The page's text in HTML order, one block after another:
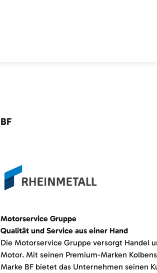
BF
Motorservice Gruppe
Qualität und Service aus einer Hand
Die Motorservice Gruppe versorgt Handel
Motor. Mit seinen Premium-Marken
Marke BF bietet das Unternehmen seinen